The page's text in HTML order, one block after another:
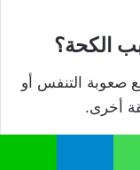
الكحة؟
صعوبة التنفس أو
أخرى.